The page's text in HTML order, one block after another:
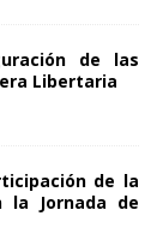
de las
Libertaria
de la
la Jornada de